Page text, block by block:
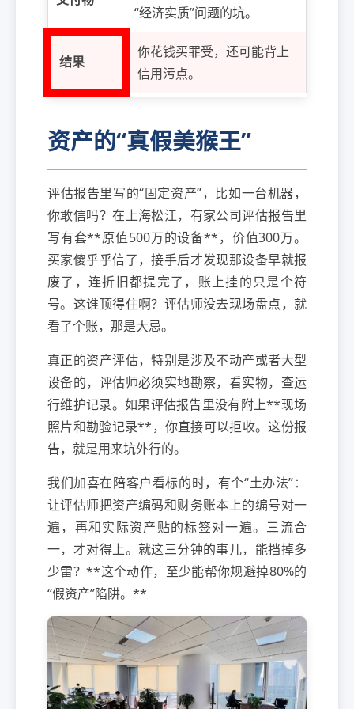
“经济实质”问题的坑。
结果
你花钱买罪受，还可能背上
信用污点。
资产的“真假美猴王”
评估报告里写的“固定资产”，比如一台机器，
你敢信吗？在上海松江，有家公司评估报告里
写有套**原值500万的设备**，价值300万。
买家傻乎乎信了，接手后才发现那设备早就报
废了，连折旧都提完了，账上挂的只是个符
号。这谁顶得住啊？评估师没去现场盘点，就
看了个账，那是大忌。
真正的资产评估，特别是涉及不动产或者大型
设备的，评估师必须实地勘察，看实物，查运
行维护记录。如果评估报告里没有附上**现场
照片和勘验记录**，你直接可以拒收。这份报
告，就是用来坑外行的。
我们加喜在陪客户看标的时，有个“土办法”：
让评估师把资产编码和财务账本上的编号对一
遍，再和实际资产贴的标签对一遍。三流合
一，才对得上。就这三分钟的事儿，能挡掉多
少雷？**这个动作，至少能帮你规避掉80%的
“假资产”陷阱。**